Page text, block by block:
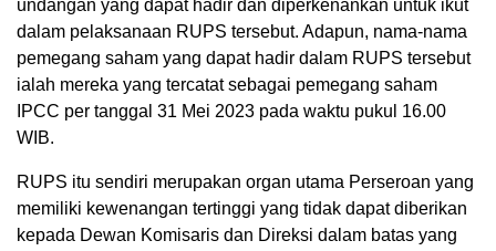
undangan yang dapat hadir dan diperkenankan untuk ikut
dalam pelaksanaan RUPS tersebut. Adapun, nama-nama
pemegang saham yang dapat hadir dalam RUPS tersebut
ialah mereka yang tercatat sebagai pemegang saham
IPCC per tanggal 31 Mei 2023 pada waktu pukul 16.00
WIB.
RUPS itu sendiri merupakan organ utama Perseroan yang
memiliki kewenangan tertinggi yang tidak dapat diberikan
kepada Dewan Komisaris dan Direksi dalam batas yang